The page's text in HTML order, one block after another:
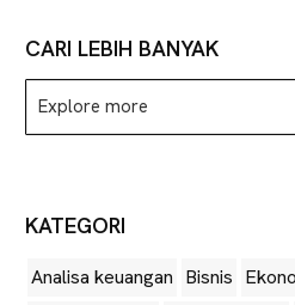
CARI LEBIH BANYAK
Explore
more
KATEGORI
Analisa keuangan Bisnis